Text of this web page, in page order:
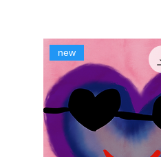
new